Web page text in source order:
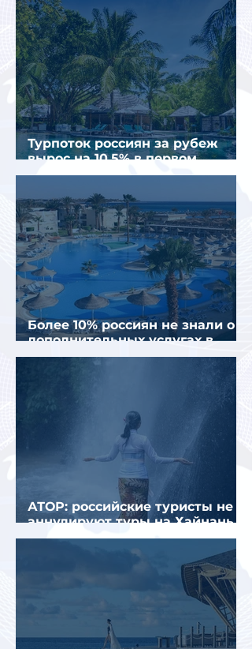
Турпоток россиян за рубеж
вырос на 10,5% в первом
полугодии 2026 года
Более 10% россиян не знали о
дополнительных услугах в
отелях
АТОР: российские туристы не
аннулируют туры на Хайнань
из-за тайфуна «Дельфин»